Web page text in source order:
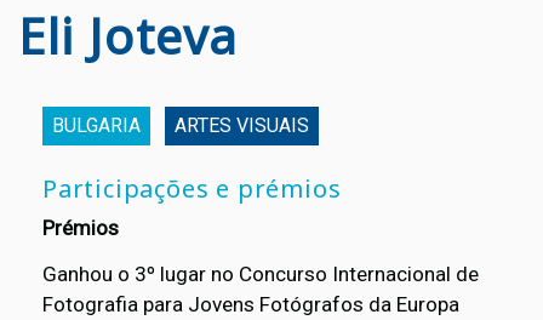
Eli Joteva
BULGARIA ARTES VISUAIS
Participações e prémios
Prémios
Ganhou o 3º lugar no Concurso Internacional de
Fotografia para Jovens Fotógrafos da Europa